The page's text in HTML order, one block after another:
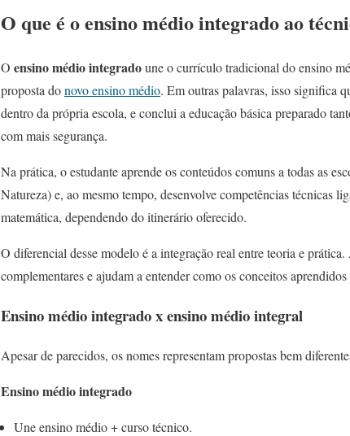
O que é o ensino médio integrado ao
O ensino médio integradoune o currículo tradicional do ensino
proposta donovo ensino médio. Em outras palavras, isso significa
dentro da própria escola, e conclui a educação básica preparado
com mais segurança.
Na prática, o estudante aprende os conteúdos comuns a todas as
Natureza) e, ao mesmo tempo, desenvolve competências técnicas
matemática, dependendo do itinerário oferecido.
O diferencial desse modelo é a integração real entre teoria e
complementares e ajudam a entender como os conceitos
Ensino médio integrado x ensino médio integral
Apesar de parecidos, os nomes representam propostas bem
Ensino médio integrado
Une ensino médio + curso técnico.